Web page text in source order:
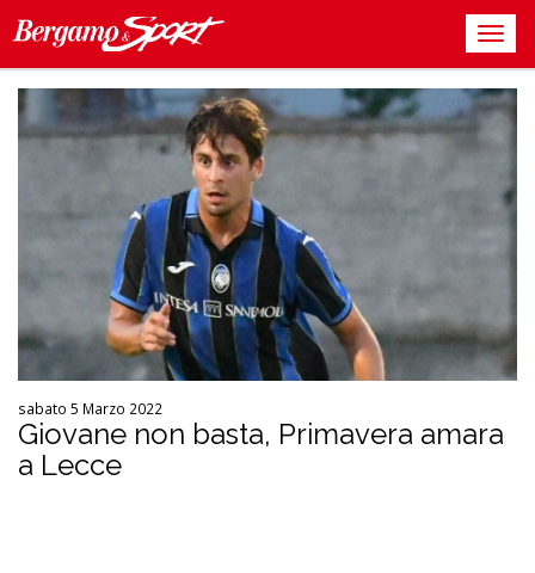
sabato 5 Marzo 2022
Giovane non basta, Primavera amara
a Lecce